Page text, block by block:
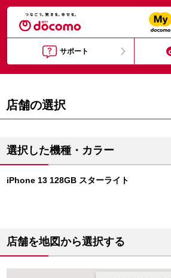
サポート
店舗の選択
選択した機種・カラー
iPhone 13 128GB スターライト
店舗を地図から選択する